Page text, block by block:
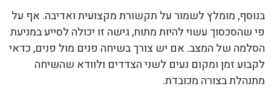
בנוסף, מומלץ לשמור על תקשורת מקצועית ואדיבה. אף על
פי שהסכסוך עשוי להיות מתוח, גישה זו יכולה לסייע במניעת
הסלמה של המצב. אם יש צורך בשיחה פנים מול פנים, כדאי
לקבוע זמן ומקום נעים לשני הצדדים ולוודא שהשיחה
מתנהלת בצורה מכובדת.